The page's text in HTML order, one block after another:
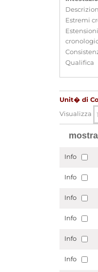
Estremi
Estensioni
Qualifica
Unit� di
Visualizza
Info
Info
Info
Info
Info
Info